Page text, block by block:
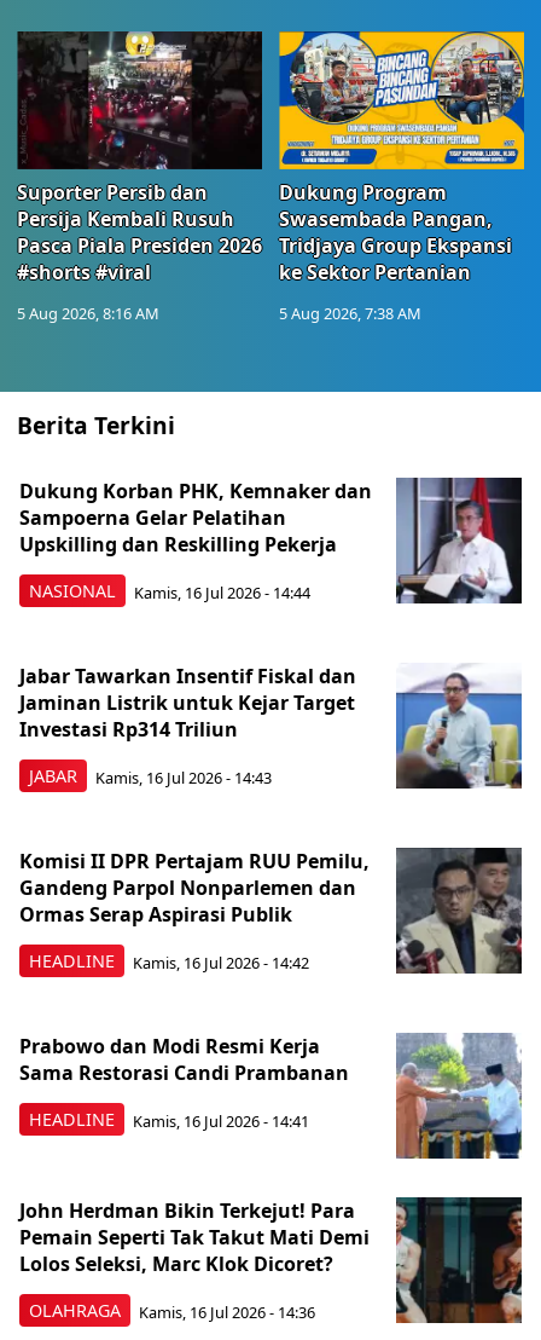
Suporter Persib dan
Persija Kembali Rusuh
Pasca Piala Presiden 2026
#shorts #viral
5 Aug 2026, 8:16 AM
Dukung Program
Swasembada Pangan,
Tridjaya Group Ekspansi
ke Sektor Pertanian
5 Aug 2026, 7:38 AM
Berita Terkini
NASIONAL
Dukung Korban PHK, Kemnaker dan
Sampoerna Gelar Pelatihan
Upskilling dan Reskilling Pekerja
Kamis, 16 Jul 2026 - 14:44
JABAR
Jabar Tawarkan Insentif Fiskal dan
Jaminan Listrik untuk Kejar Target
Investasi Rp314 Triliun
Kamis, 16 Jul 2026 - 14:43
HEADLINE
Komisi II DPR Pertajam RUU Pemilu,
Gandeng Parpol Nonparlemen dan
Ormas Serap Aspirasi Publik
Kamis, 16 Jul 2026 - 14:42
HEADLINE
Prabowo dan Modi Resmi Kerja
Sama Restorasi Candi Prambanan
Kamis, 16 Jul 2026 - 14:41
OLAHRAGA
John Herdman Bikin Terkejut! Para
Pemain Seperti Tak Takut Mati Demi
Lolos Seleksi, Marc Klok Dicoret?
Kamis, 16 Jul 2026 - 14:36